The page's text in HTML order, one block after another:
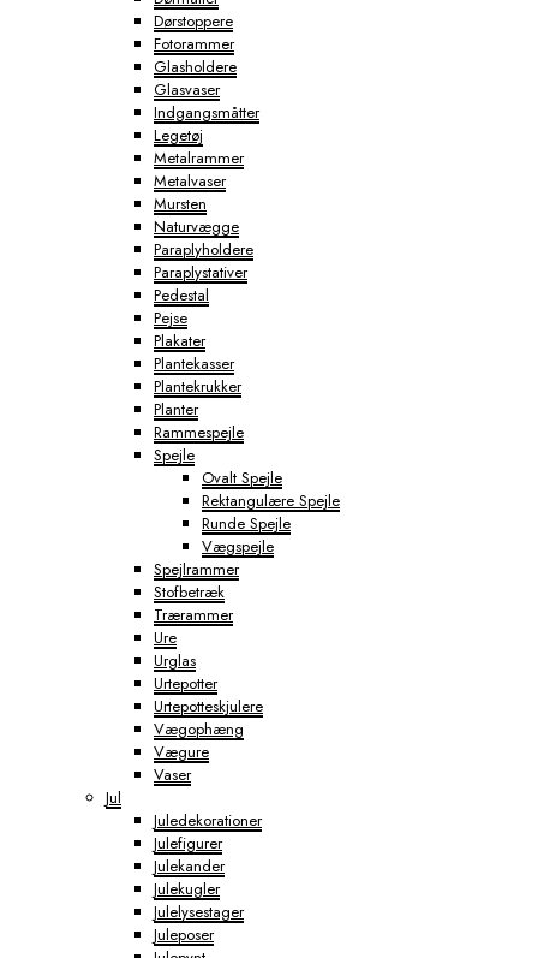
Dørstoppere
Fotorammer
Glasholdere
Glasvaser
Indgangsmåtter
Legetøj
Metalrammer
Metalvaser
Mursten
Naturvægge
Paraplyholdere
Paraplystativer
Pedestal
Pejse
Plakater
Plantekasser
Plantekrukker
Planter
Rammespejle
Spejle
Ovalt Spejle
Rektangulære Spejle
Runde Spejle
Vægspejle
Spejlrammer
Stofbetræk
Trærammer
Ure
Urglas
Urtepotter
Urtepotteskjulere
Vægophæng
Vægure
Vaser
Jul
Juledekorationer
Julefigurer
Julekander
Julekugler
Julelysestager
Juleposer